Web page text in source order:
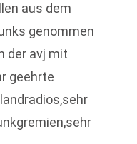
aus dem
genommen
der avj mit
geehrte